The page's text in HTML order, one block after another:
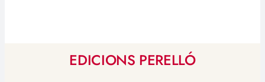
EDICIONS PERELLÓ